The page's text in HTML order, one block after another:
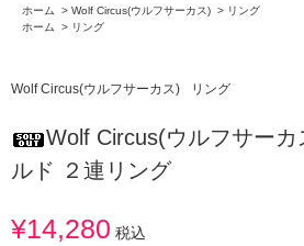
ホーム > Wolf Circus(ウルフサーカス) > リング
ホーム
> リング
Wolf Circus(ウルフサーカス) リング
Wolf Circus(ウルフサー
ルド ２連リング
¥14,280 税込